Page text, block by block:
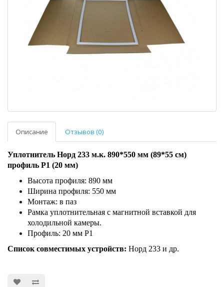
Описание Отзывов (0)
Уплотнитель Норд 233 м.к. 890*550 мм (89*55 см)
профиль P1 (20 мм)
Высота профиля: 890 мм
Ширина профиля: 550 мм
​Монтаж: в паз
Рамка уплотнительная с магнитной вставкой для
холодильной камеры.
Профиль: 20 мм P1
Список совместимых устройств: Норд 233 и др.